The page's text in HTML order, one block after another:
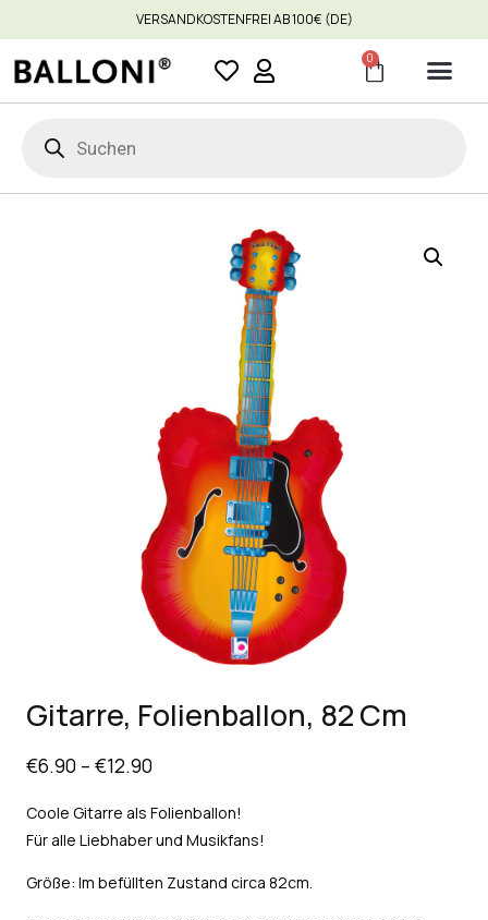
VERSANDKOSTENFREI AB 100€ (DE)
0
Gitarre, Folienballon, 82 Cm
€6.90 – €12.90
Coole Gitarre als Folienballon!
Für alle Liebhaber und Musikfans!
Größe: Im befüllten Zustand circa 82cm.